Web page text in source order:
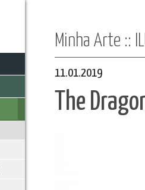
Minha Arte ::
11.01.2019
The